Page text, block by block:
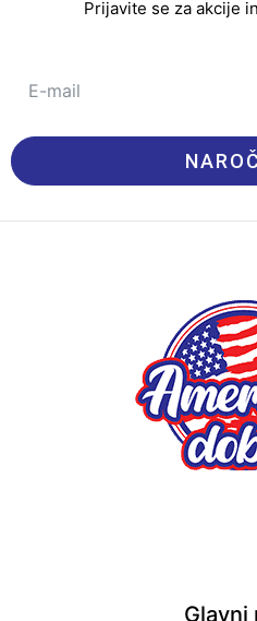
Prijavite se za akcije
Glavni